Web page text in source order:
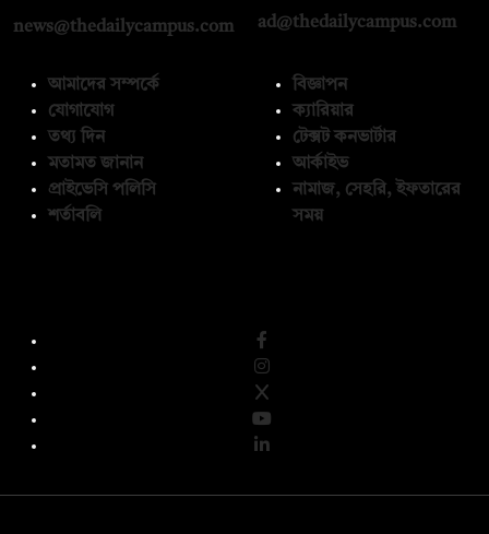
news@thedailycampus.com ad@thedailycampus.com
আমাদের সম্পর্কে
যোগাযোগ
তথ্য দিন
মতামত জানান
প্রাইভেসি পলিসি
শর্তাবলি
বিজ্ঞাপন
ক্যারিয়ার
টেক্সট কনভার্টার
আর্কাইভ
নামাজ, সেহরি, ইফতারের
সময়